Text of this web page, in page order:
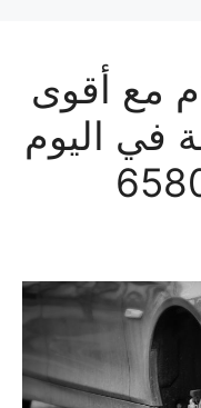
مع أقوى
24 ساعة في اليوم